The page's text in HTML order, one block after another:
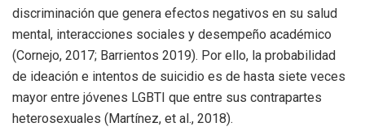
discriminación que genera efectos negativos en su salud
mental, interacciones sociales y desempeño académico
(Cornejo, 2017; Barrientos 2019). Por ello, la probabilidad
de ideación e intentos de suicidio es de hasta siete veces
mayor entre jóvenes LGBTI que entre sus contrapartes
heterosexuales (Martínez, et al., 2018).